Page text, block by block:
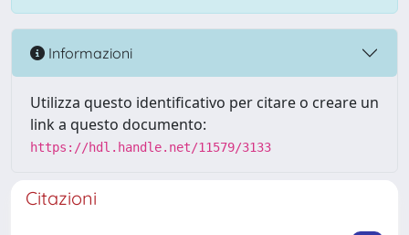
Informazioni
Utilizza questo identificativo per citare o creare un
link a questo documento:
https://hdl.handle.net/11579/3133
Citazioni